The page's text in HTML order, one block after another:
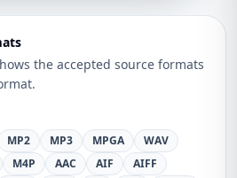
the accepted source formats
MP2 MP3 MPGA
WAV
M4P AAC AIF
AIFF